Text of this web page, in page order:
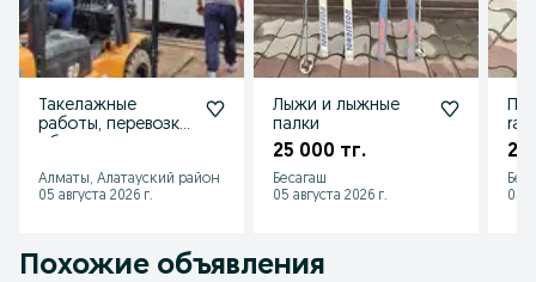
Такелажные
работы, перевозка
Алматы, Алатауский район
05 августа 2026 г.
Лыжи и лыжные
палки
25 000 тг.
Бесагаш
05 августа 2026 г.
20
05
Похожие объявления